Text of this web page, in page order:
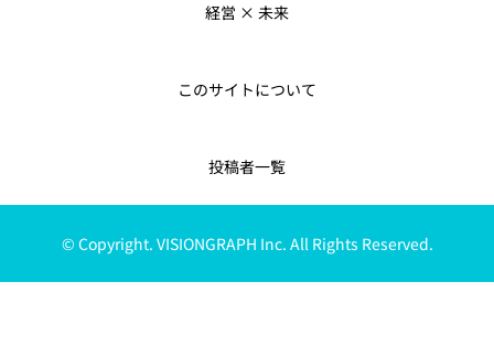
経営 × 未来
このサイトについて
投稿者一覧
© Copyright. VISIONGRAPH Inc. All Rights Reserved.